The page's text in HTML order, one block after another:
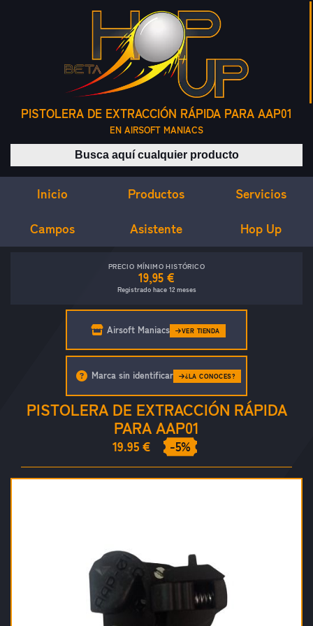
PISTOLERA DE EXTRACCIÓN RÁPIDA PARA AAP01
EN AIRSOFT MANIACS
Buscar productos
Inicio Productos Servicios
Campos Asistente Hop Up
PRECIO MÍNIMO HISTÓRICO
19,95 €
Registrado hace 12 meses
Airsoft Maniacs VER TIENDA
PISTOLERA DE EXTRACCIÓN RÁPIDA
PARA AAP01
19.95 € -5%
Marca sin identificar ¿LA CONOCES?